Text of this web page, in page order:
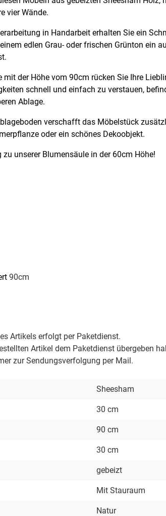
vier Wände.
in Handarbeit erhalten Sie ein
edlen Grau- oder frischen Grünton ein
mit der Höhe vom 90cm rücken Sie Ihre
schnell und einfach zu verstauen,
Ablage.
verschafft das Möbelstück
oder ein schönes Dekoobjekt.
zu unserer Blumensäule in der 60cm Höhe!
90cm
Artikels erfolgt per Paketdienst.
Artikel dem Paketdienst übergeben
zur Sendungsverfolgung per Mail.
Sheesham
30 cm
90 cm
30 cm
gebeizt
Mit Stauraum
Natur